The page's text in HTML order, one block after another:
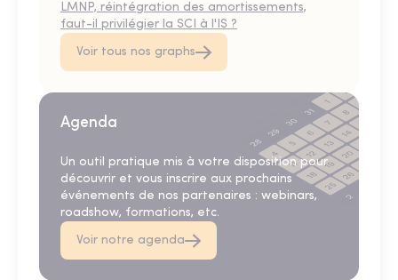
LMNP, réintégration des amortissements,
faut-il privilégier la SCI à l'IS ?
Voir tous nos graphs
Agenda
Un outil pratique mis à votre disposition pour
découvrir et vous inscrire aux prochains
événements de nos partenaires : webinars,
roadshow, formations, etc.
Voir notre agenda